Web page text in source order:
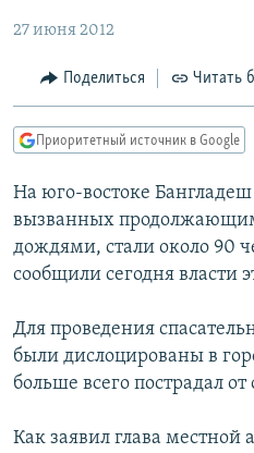
Вернутся
Вернутся
поиску
МНЕНИЯ
КУЛЬТУРА
КАВКАЗ.РЕАЛИИ
СЕВЕР.РЕАЛИИ
СИБИРЬ.РЕАЛИИ
РАСПИСАНИЕ ВЕЩАНИЯ
ПОДПИШИТЕСЬ НА
СОЦИАЛЬНЫЕ СЕТИ
27 июня 2012
Поделиться Читать
Приоритетный источник в Google
На юго-востоке
вызванных
дождями, стали около 90
сообщили сегодня власти
Для проведения
были дислоцированы в
больше всего пострадал от
Как заявил глава